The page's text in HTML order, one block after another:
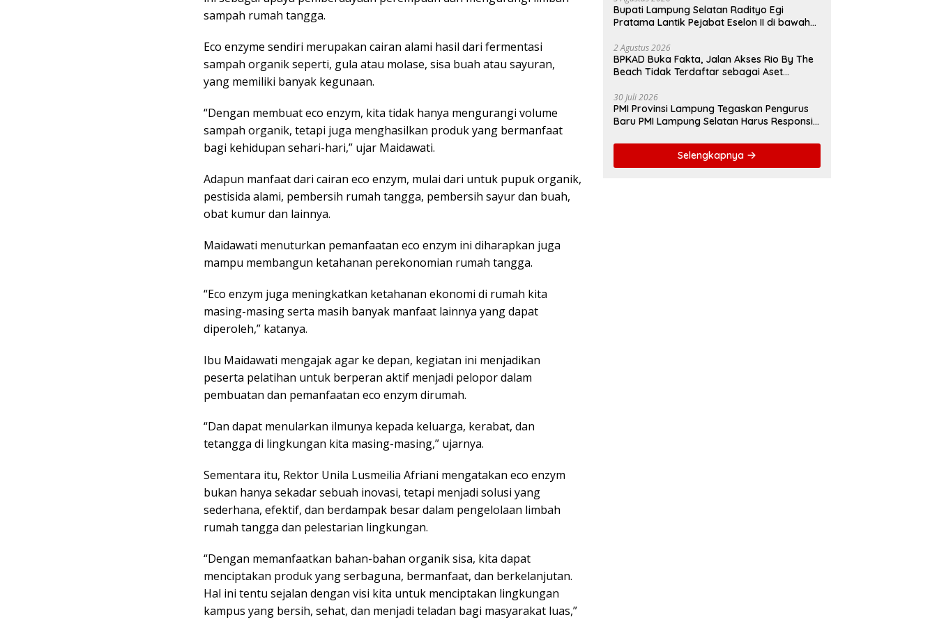
sampah rumah tangga.
Eco enzyme sendiri merupakan cairan alami hasil dari fermentasi
sampah organik seperti, gula atau molase, sisa buah atau sayuran,
yang memiliki banyak kegunaan.
“Dengan membuat eco enzym, kita tidak hanya mengurangi volume
sampah organik, tetapi juga menghasilkan produk yang bermanfaat
bagi kehidupan sehari-hari,” ujar Maidawati.
Adapun manfaat dari cairan eco enzym, mulai dari untuk pupuk organik,
pestisida alami, pembersih rumah tangga, pembersih sayur dan buah,
obat kumur dan lainnya.
Maidawati menuturkan pemanfaatan eco enzym ini diharapkan juga
mampu membangun ketahanan perekonomian rumah tangga.
“Eco enzym juga meningkatkan ketahanan ekonomi di rumah kita
masing-masing serta masih banyak manfaat lainnya yang dapat
diperoleh,” katanya.
Ibu Maidawati mengajak agar ke depan, kegiatan ini menjadikan
peserta pelatihan untuk berperan aktif menjadi pelopor dalam
pembuatan dan pemanfaatan eco enzym dirumah.
“Dan dapat menularkan ilmunya kepada keluarga, kerabat, dan
tetangga di lingkungan kita masing-masing,” ujarnya.
Sementara itu, Rektor Unila Lusmeilia Afriani mengatakan eco enzym
bukan hanya sekadar sebuah inovasi, tetapi menjadi solusi yang
sederhana, efektif, dan berdampak besar dalam pengelolaan limbah
rumah tangga dan pelestarian lingkungan.
“Dengan memanfaatkan bahan-bahan organik sisa, kita dapat
menciptakan produk yang serbaguna, bermanfaat, dan berkelanjutan.
Hal ini tentu sejalan dengan visi kita untuk menciptakan lingkungan
kampus yang bersih, sehat, dan menjadi teladan bagi masyarakat luas,”
Bupati Lampung Selatan Radityo Egi
Pratama Lantik Pejabat Eselon II di bawah
2 Agustus 2026
BPKAD Buka Fakta, Jalan Akses Rio By The
Beach Tidak Terdaftar sebagai Aset
30 Juli 2026
PMI Provinsi Lampung Tegaskan Pengurus
Baru PMI Lampung Selatan Harus Responsif
Selengkapnya